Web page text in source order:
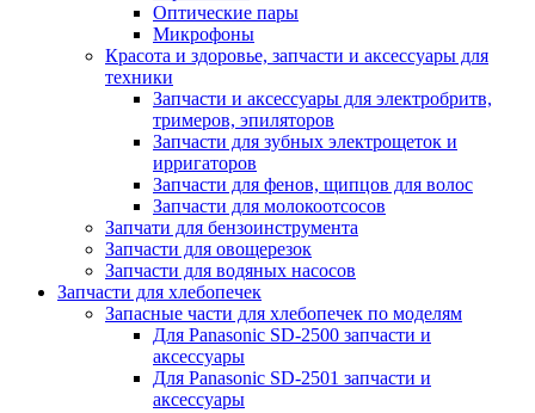
Оптические пары
Микрофоны
Красота и здоровье, запчасти и аксессуары для
техники
Запчасти и аксессуары для электробритв,
тримеров, эпиляторов
Запчасти для зубных электрощеток и
ирригаторов
Запчасти для фенов, щипцов для волос
Запчасти для молокоотсосов
Запчати для бензоинструмента
Запчасти для овощерезок
Запчасти для водяных насосов
Запчасти для хлебопечек
Запасные части для хлебопечек по моделям
Для Panasonic SD-2500 запчасти и
аксессуары
Для Panasonic SD-2501 запчасти и
аксессуары